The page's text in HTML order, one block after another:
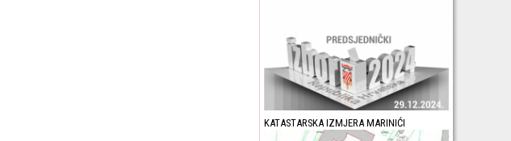
KATASTARSKA IZMJERA MARINIĆI